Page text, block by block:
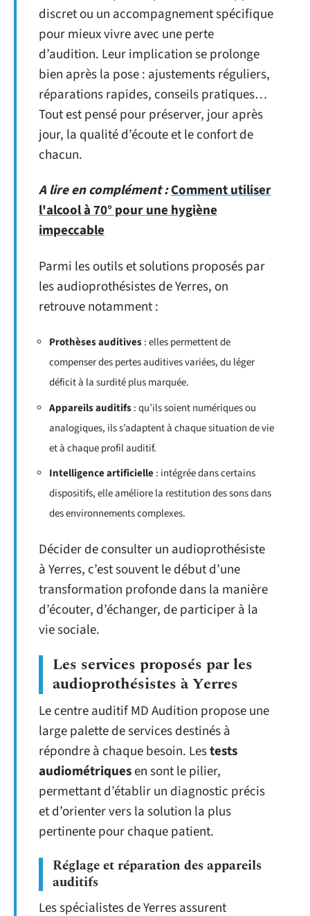
discret ou un accompagnement spécifique
pour mieux vivre avec une perte
d’audition. Leur implication se prolonge
bien après la pose : ajustements réguliers,
réparations rapides, conseils pratiques…
Tout est pensé pour préserver, jour après
jour, la qualité d’écoute et le confort de
chacun.
A lire en complément :Comment utiliser
l'alcool à 70° pour une hygiène
impeccable
Parmi les outils et solutions proposés par
les audioprothésistes de Yerres, on
retrouve notamment :
Prothèses auditives: elles permettent de
compenser des pertes auditives variées, du léger
déficit à la surdité plus marquée.
Appareils auditifs: qu’ils soient numériques ou
analogiques, ils s’adaptent à chaque situation de vie
et à chaque profil auditif.
Intelligence artificielle: intégrée dans certains
dispositifs, elle améliore la restitution des sons dans
des environnements complexes.
Décider de consulter un audioprothésiste
à Yerres, c’est souvent le début d’une
transformation profonde dans la manière
d’écouter, d’échanger, de participer à la
vie sociale.
Les services proposés par les
audioprothésistes à Yerres
Le centre auditif MD Audition propose une
large palette de services destinés à
répondre à chaque besoin. Lestests
audiométriquesen sont le pilier,
permettant d’établir un diagnostic précis
et d’orienter vers la solution la plus
pertinente pour chaque patient.
Réglage et réparation des appareils
auditifs
Les spécialistes de Yerres assurent